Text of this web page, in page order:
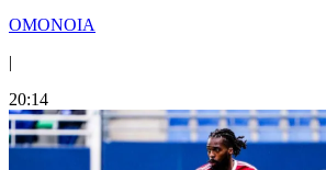
ΟΜΟΝΟΙΑ
|
20:14